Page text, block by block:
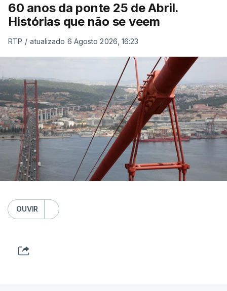
60 anos da ponte 25 de Abril.
Histórias que não se veem
RTP / atualizado 6 Agosto 2026, 16:23
OUVIR